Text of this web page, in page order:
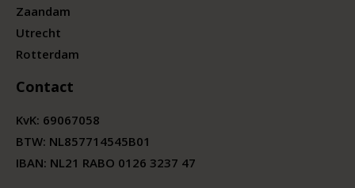
Zaandam
Utrecht
Rotterdam
Contact
KvK: 69067058
BTW: NL857714545B01
IBAN: NL21 RABO 0126 3237 47